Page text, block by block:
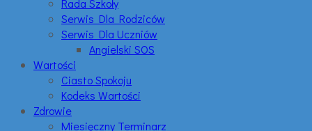
Rada Szkoły
Serwis Dla Rodziców
Serwis Dla Uczniów
Angielski SOS
Wartości
Ciasto Spokoju
Kodeks Wartości
Zdrowie
Miesięczny Terminarz